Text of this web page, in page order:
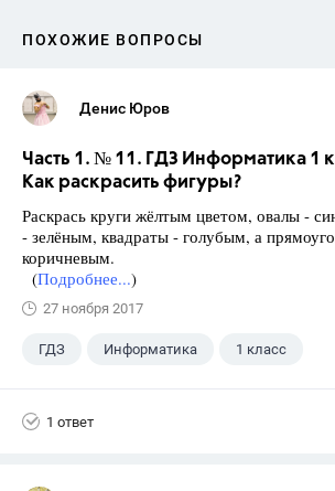
ПОХОЖИЕ ВОПРОСЫ
Денис Юров
Часть 1. № 11. ГДЗ Информатика 1
Как раскрасить фигуры?
Раскрась круги жёлтым цветом, овалы -
- зелёным, квадраты - голубым, а
коричневым.
(Подробнее...)
27 ноября 2017
ГДЗ Информатика 1 класс
1 ответ